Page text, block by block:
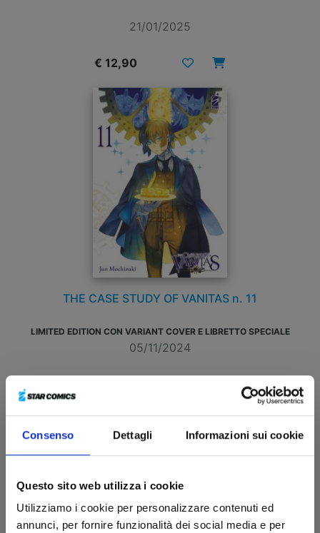
Consenso Dettagli Informazioni sui cookie
Questo sito web utilizza i cookie
Utilizziamo i cookie per personalizzare contenuti ed
annunci, per fornire funzionalità dei social media e per
21/01/2025
€ 12,90
THE CASE STUDY OF VANITAS n. 11
LIMITED EDITION CON VARIANT COVER E LIBRETTO SPECIALE
05/11/2024